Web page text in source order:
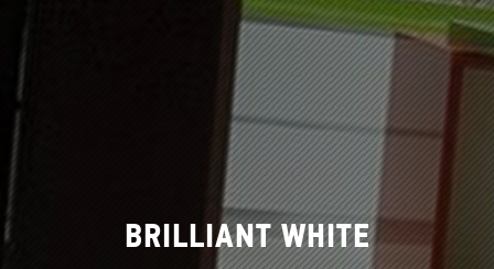
BRILLIANT WHITE